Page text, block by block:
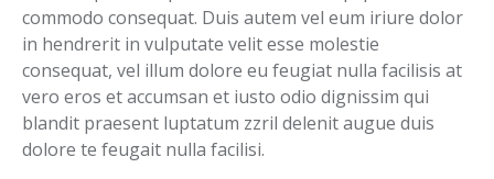
commodo consequat. Duis autem vel eum iriure dolor
in hendrerit in vulputate velit esse molestie
consequat, vel illum dolore eu feugiat nulla facilisis at
vero eros et accumsan et iusto odio dignissim qui
blandit praesent luptatum zzril delenit augue duis
dolore te feugait nulla facilisi.